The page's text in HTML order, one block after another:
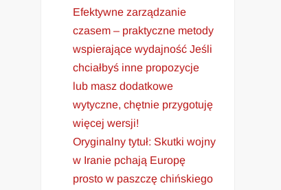
Efektywne zarządzanie
czasem – praktyczne metody
wspierające wydajność Jeśli
chciałbyś inne propozycje
lub masz dodatkowe
wytyczne, chętnie przygotuję
więcej wersji!
Oryginalny tytuł: Skutki wojny
w Iranie pchają Europę
prosto w paszczę chińskiego